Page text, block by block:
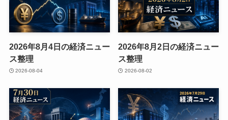
2026年8月4日の経済ニュー
ス整理
2026-08-04
2026年8月2日の経済ニュー
ス整理
2026-08-02